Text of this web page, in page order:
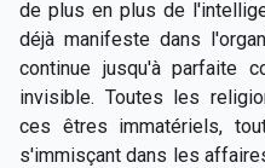
de plus en plus de
déjà manifeste dans
continue jusqu'à parfaite
invisible. Toutes les
ces êtres immatériels,
s'immisçant dans les